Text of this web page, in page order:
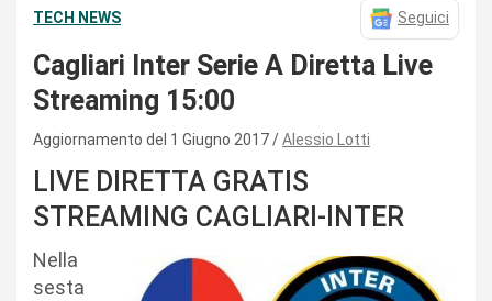
TECH NEWS Seguici
Cagliari Inter Serie A Diretta Live
Streaming 15:00
Aggiornamento del 1 Giugno 2017 Alessio Lotti
LIVE DIRETTA GRATIS
STREAMING CAGLIARI-INTER
Nella
sesta